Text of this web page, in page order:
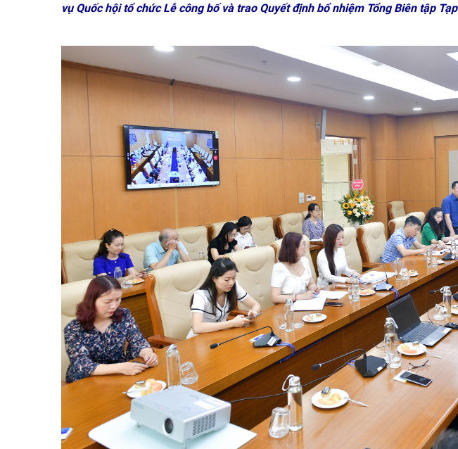
vụ Quốc hội tổ chức Lễ công bố và trao Quyết định bổ nhiệm Tổng Biên tập